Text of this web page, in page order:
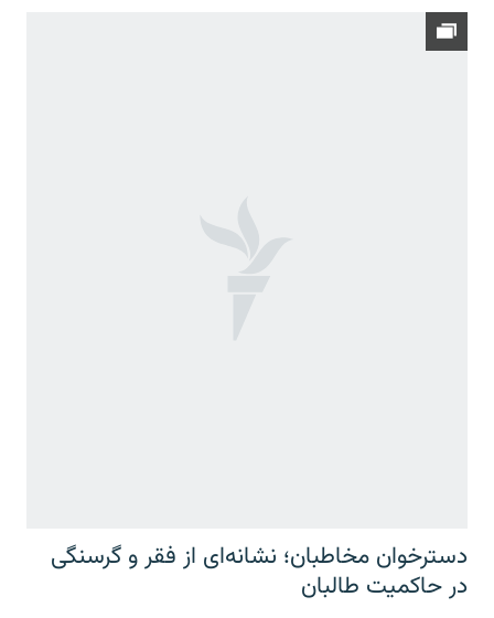
دسترخوان مخاطبان؛ نشانه‌ای از فقر و گرسنگی
در حاکمیت طالبان